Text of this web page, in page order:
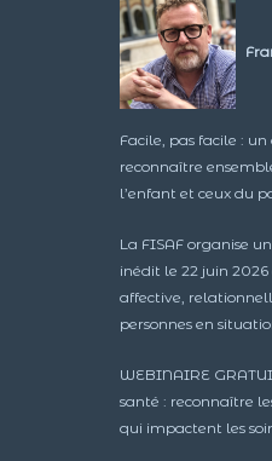
Facile, pas facile :
reconnaître
l’enfant et ceux du
La FISAF organise
inédit le 22 juin
affective,
personnes en
WEBINAIRE
santé : reconnaître
qui impactent les